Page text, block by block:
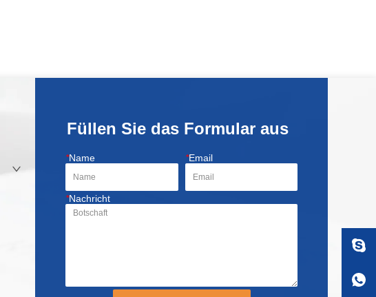
Füllen Sie das Formular aus
*Name *Email
*Nachricht